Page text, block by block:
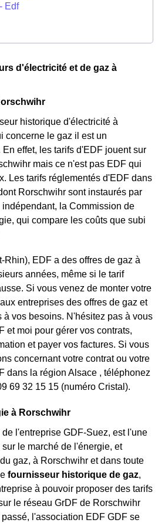
Edf
d'électricité et de gaz à
historique d'électricité à
concerne le gaz il est un
effet, les tarifs d'EDF jouent sur
mais ce n'est pas EDF qui
Les tarifs réglementés d'EDF dans
Rorschwihr sont instaurés par
la Commission de
qui compare les coûts que subi
Rhin), EDF a des offres de gaz à
années, même si le tarif
Si vous venez de monter votre
entreprises des offres de gaz et
à vos besoins. N'hésitez pas à vous
et moi pour gérer vos contrats,
et payer vos factures. Si vous
concernant votre contrat ou votre
dans la région Alsace , téléphonez
69 32 15 15 (numéro Cristal).
à Rorschwihr
l'entreprise GDF-Suez, est l'une
le marché de l'énergie, et
gaz, à Rorschwihr et dans toute
fournisseur historique de gaz,
à pouvoir proposer des tarifs
le réseau GrDF de Rorschwihr
l'association EDF GDF se